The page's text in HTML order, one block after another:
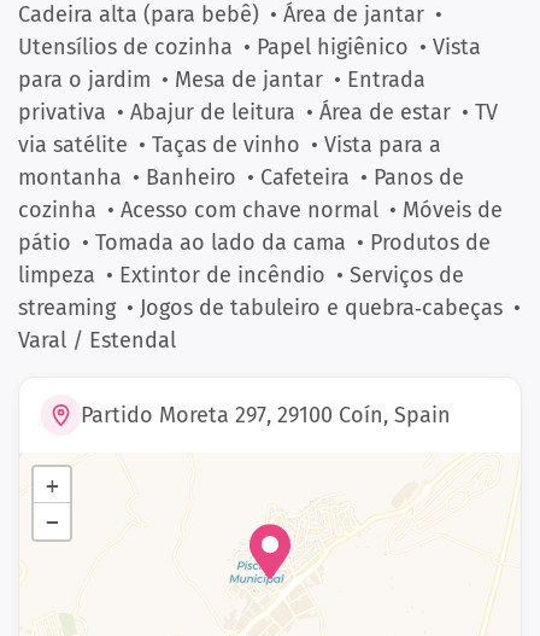
Cadeira alta (para bebê) • Área de jantar •
Utensílios de cozinha • Papel higiênico • Vista
para o jardim • Mesa de jantar • Entrada
privativa • Abajur de leitura • Área de estar • TV
via satélite • Taças de vinho • Vista para a
montanha • Banheiro • Cafeteira • Panos de
cozinha • Acesso com chave normal • Móveis de
pátio • Tomada ao lado da cama • Produtos de
limpeza • Extintor de incêndio • Serviços de
streaming • Jogos de tabuleiro e quebra‑cabeças •
Varal / Estendal
Partido Moreta 297, 29100 Coín, Spain
+
−